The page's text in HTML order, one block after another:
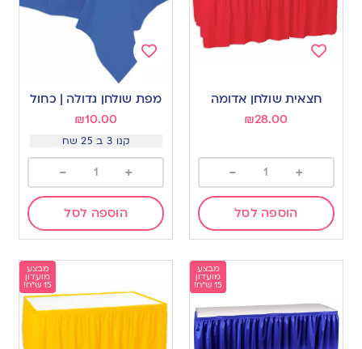
חצאית שולחן אדומה
₪28.00
+
-
הוספה לסל
to
מפת שולחן גדולה | כחול
₪10.00
קנו 3 ב 25 שח
+
-
הוספה לסל
מבצע
מועדון
15 ש"ח!
מבצע
מועדון
15 ש"ח!